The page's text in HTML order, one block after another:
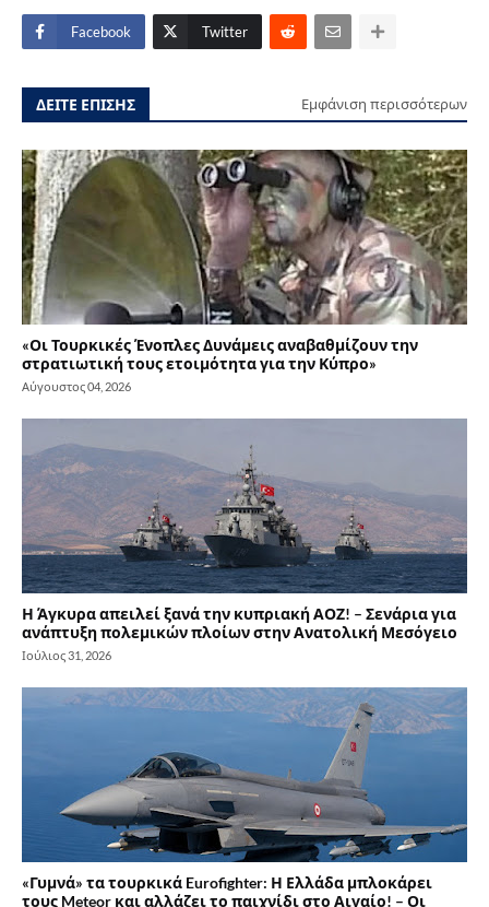
Facebook Twitter
ΔΕΙΤΕ ΕΠΙΣΗΣ Εμφάνιση περισσότερων
«Οι Τουρκικές Ένοπλες Δυνάμεις αναβαθμίζουν την
στρατιωτική τους ετοιμότητα για την Κύπρο»
Αύγουστος 04, 2026
Η Άγκυρα απειλεί ξανά την κυπριακή ΑΟΖ! – Σενάρια για
ανάπτυξη πολεμικών πλοίων στην Ανατολική Μεσόγειο
Ιούλιος 31, 2026
«Γυμνά» τα τουρκικά Eurofighter: Η Ελλάδα μπλοκάρει
τους Meteor και αλλάζει το παιχνίδι στο Αιγαίο! – Οι